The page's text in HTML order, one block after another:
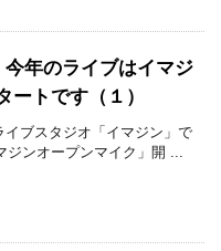
年のライブはイマジ
ートです（１）
ブスタジオ「イマジン」で
ジンオープンマイク」開 ...